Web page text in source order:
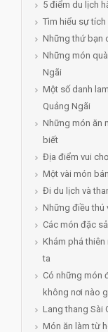
5 điểm du lịch
Tìm hiểu sự tích
Những thứ bạn
Những món
Ngãi
Một số danh
Quảng Ngãi
Những món ăn
biết
Địa điểm vui
Một vài món
Đi du lịch và
Những điều thú
Các món đặc
Khám phá
ta
Có những món
không nơi nào
Lang thang Sài
Món ăn làm từ